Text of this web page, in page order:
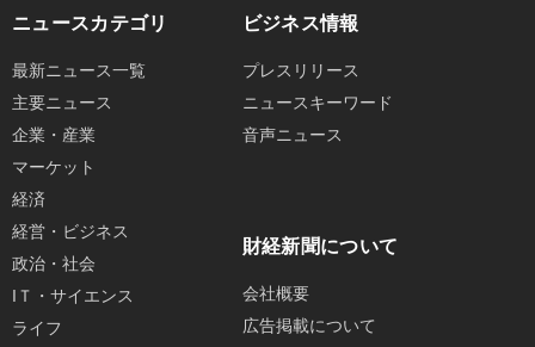
ニュースカテゴリ
最新ニュース一覧
主要ニュース
企業・産業
マーケット
経済
経営・ビジネス
政治・社会
IＴ・サイエンス
ライフ
ビジネス情報
プレスリリース
ニュースキーワード
音声ニュース
財経新聞について
会社概要
広告掲載について